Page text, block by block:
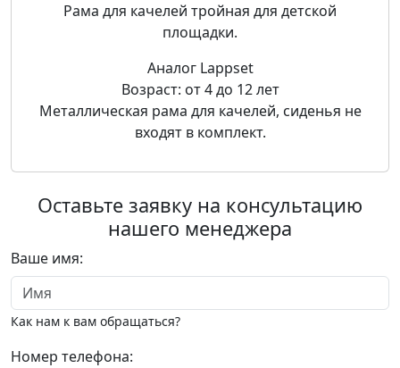
Рама для качелей тройная для детской
площадки.
Аналог Lappset
Возраст: от 4 до 12 лет
Металлическая рама для качелей, сиденья не
входят в комплект.
Оставьте заявку на консультацию
нашего менеджера
Ваше имя:
Как нам к вам обращаться?
Номер телефона: